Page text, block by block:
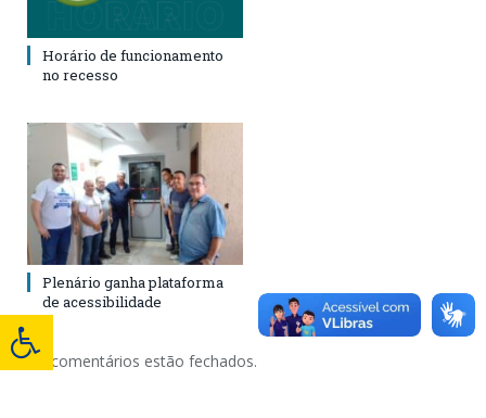
Horário de funcionamento
no recesso
Plenário ganha plataforma
de acessibilidade
Os comentários estão fechados.